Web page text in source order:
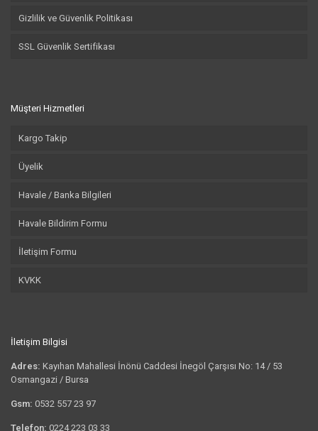
Gizlilik ve Güvenlik Politikası
SSL Güvenlik Sertifikası
Müşteri Hizmetleri
Kargo Takip
Üyelik
Havale / Banka Bilgileri
Havale Bildirim Formu
İletişim Formu
KVKK
İletişim Bilgisi
Adres: Kayıhan Mahallesi İnönü Caddesi İnegöl Çarşısı No: 14 / 53
Osmangazi / Bursa
Gsm: 0532 557 23 97
Telefon: 0224 223 03 33